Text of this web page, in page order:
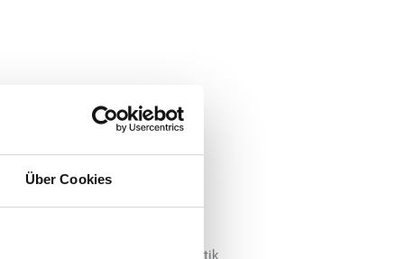
Über Cookies
auf Ernst
Arbeitsrecht und Sozialpolitik